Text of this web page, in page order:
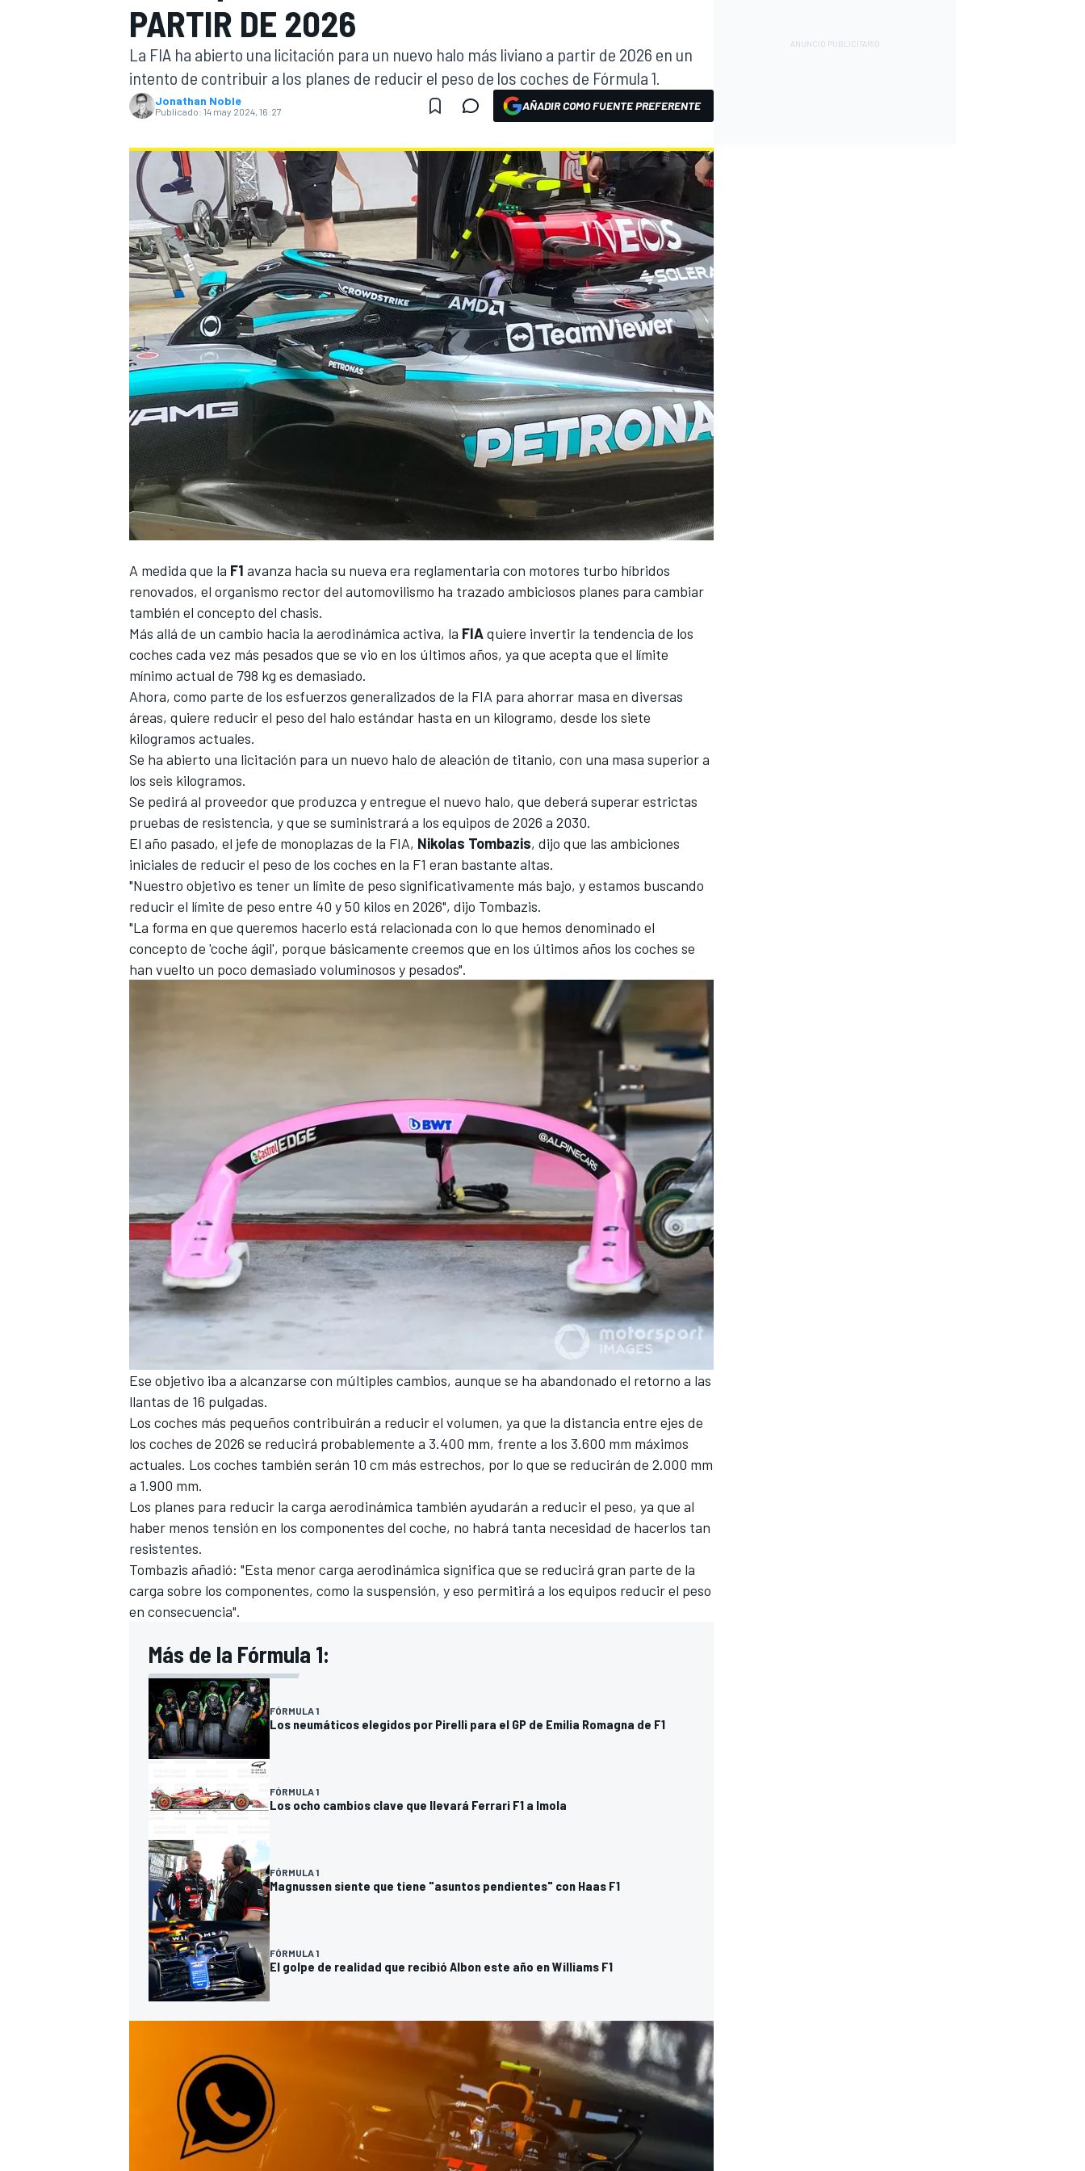
FÓRMULA E MOTO
NASCAR INDYCAR SPORTSCARRALLYTURISMO
MÁS
PARTIR DE 2026
La FIA ha abierto una licitación para un nuevo halo más liviano a partir de 2026 en un
intento de contribuir a los planes de reducir el peso de los coches de Fórmula 1.
Jonathan Noble
Publicado: 14 may 2024, 16:27 AÑADIR COMO FUENTE PREFERENTE
A medida que la F1 avanza hacia su nueva era reglamentaria con motores turbo híbridos
renovados, el organismo rector del automovilismo ha trazado ambiciosos planes para cambiar
también el concepto del chasis.
Más allá de un cambio hacia la aerodinámica activa, la FIAquiere invertir la tendencia de los
coches cada vez más pesados que se vio en los últimos años, ya que acepta que el límite
mínimo actual de 798 kg es demasiado.
Ahora, como parte de los esfuerzos generalizados de la FIA para ahorrar masa en diversas
áreas, quiere reducir el peso del halo estándar hasta en un kilogramo, desde los siete
kilogramos actuales.
Se ha abierto una licitación para un nuevo halo de aleación de titanio, con una masa superior a
los seis kilogramos.
Se pedirá al proveedor que produzca y entregue el nuevo halo, que deberá superar estrictas
pruebas de resistencia, y que se suministrará a los equipos de 2026 a 2030.
El año pasado, el jefe de monoplazas de la FIA, Nikolas Tombazis, dijo que las ambiciones
iniciales de reducir el peso de los coches en la F1 eran bastante altas.
"Nuestro objetivo es tener un límite de peso significativamente más bajo, y estamos buscando
reducir el límite de peso entre 40 y 50 kilos en 2026", dijo Tombazis.
"La forma en que queremos hacerlo está relacionada con lo que hemos denominado el
concepto de 'coche ágil', porque básicamente creemos que en los últimos años los coches se
han vuelto un poco demasiado voluminosos y pesados".
Ese objetivo iba a alcanzarse con múltiples cambios, aunque se ha abandonado el retorno a las
llantas de 16 pulgadas.
Los coches más pequeños contribuirán a reducir el volumen, ya que la distancia entre ejes de
los coches de 2026 se reducirá probablemente a 3.400 mm, frente a los 3.600 mm máximos
actuales. Los coches también serán 10 cm más estrechos, por lo que se reducirán de 2.000 mm
a 1.900 mm.
Los planes para reducir la carga aerodinámica también ayudarán a reducir el peso, ya que al
haber menos tensión en los componentes del coche, no habrá tanta necesidad de hacerlos tan
resistentes.
Tombazis añadió: "Esta menor carga aerodinámica significa que se reducirá gran parte de la
carga sobre los componentes, como la suspensión, y eso permitirá a los equipos reducir el peso
en consecuencia".
Más de la Fórmula 1:
FÓRMULA 1
Los neumáticos elegidos por Pirelli para el GP de Emilia Romagna de F1
FÓRMULA 1
Los ocho cambios clave que llevará Ferrari F1 a Imola
FÓRMULA 1
Magnussen siente que tiene "asuntos pendientes" con Haas F1
FÓRMULA 1
El golpe de realidad que recibió Albon este año en Williams F1